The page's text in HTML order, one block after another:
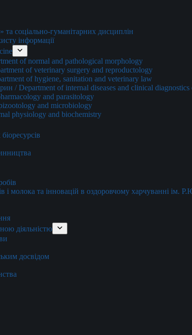
соціально-гуманітарних дисциплін
інформації
of normal and pathological morphology
of veterinary surgery and reproductology
of hygiene, sanitation and veterinary law
/ Department of internal diseases and clinical
and parasitology
and microbiology
physiology and biochemistry
і молока та інновацій в оздоровчому харчуванні ім.
діяльністю
досвідом